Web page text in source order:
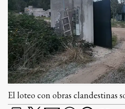
El loteo con obras clandestinas